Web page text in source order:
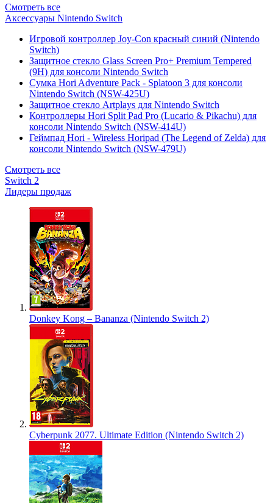
Смотреть все
Аксессуары Nintendo Switch
Игровой контроллер Joy-Con красный синий (Nintendo
Switch)
Защитное стекло Glass Screen Pro+ Premium Tempered
(9H) для консоли Nintendo Switch
Сумка Hori Adventure Pack - Splatoon 3 для консоли
Nintendo Switch (NSW-425U)
Защитное стекло Artplays для Nintendo Switch
Контроллеры Hori Split Pad Pro (Lucario & Pikachu) для
консоли Nintendo Switch (NSW-414U)
Геймпад Hori - Wireless Horipad (The Legend of Zelda) для
консоли Nintendo Switch (NSW-479U)
Смотреть все
Switch 2
Лидеры продаж
Donkey Kong – Bananza (Nintendo Switch 2)
Cyberpunk 2077. Ultimate Edition (Nintendo Switch 2)